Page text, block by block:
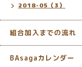
2018-05（3）
組合加入までの流れ
BAsagaカレンダー